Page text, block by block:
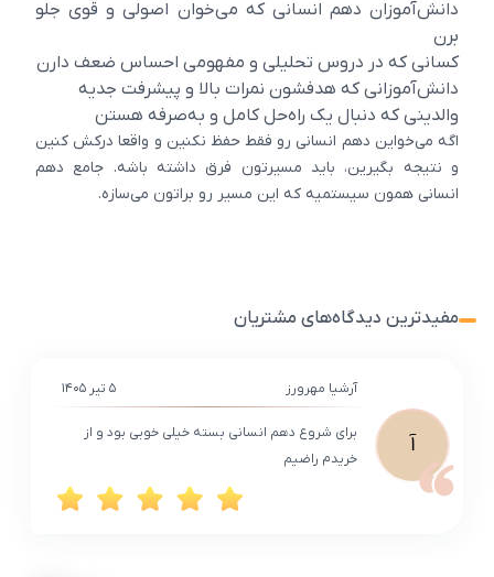
دانش‌آموزان دهم انسانی که می‌خوان اصولی و قوی جلو
برن
کسانی که در دروس تحلیلی و مفهومی احساس ضعف دارن
دانش‌آموزانی که هدفشون نمرات بالا و پیشرفت جدیه
والدینی که دنبال یک راه‌حل کامل و به‌صرفه هستن
اگه می‌خواین دهم انسانی رو فقط حفظ نکنین و واقعا درکش کنین
و نتیجه بگیرین، باید مسیرتون فرق داشته باشه. جامع دهم
انسانی همون سیستمیه که این مسیر رو براتون می‌سازه.
مفیدترین دیدگاه‌های مشتریان
آ
آرشیا مهرورز ۵ تیر ۱۴۰۵
برای شروع دهم انسانی بسته خیلی خوبی بود و از
خریدم راضیم